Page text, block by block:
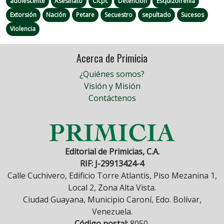
Extorsión
Nación Petare Secuestro sepultado
Sucesos
Violencia
Acerca de Primicia
¿Quiénes somos?
Visión y Misión
Contáctenos
Editorial de Primicias, C.A.
RIF: J-29913424-4
Calle Cuchivero, Edificio Torre Atlantis, Piso Mezanina 1,
Local 2, Zona Alta Vista.
Ciudad Guayana, Municipio Caroní, Edo. Bolívar,
Venezuela.